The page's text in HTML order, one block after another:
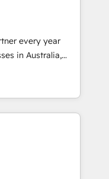
crushes your
to work with you
between systems
Time-
every year
their full
CRM
marketing,
and have